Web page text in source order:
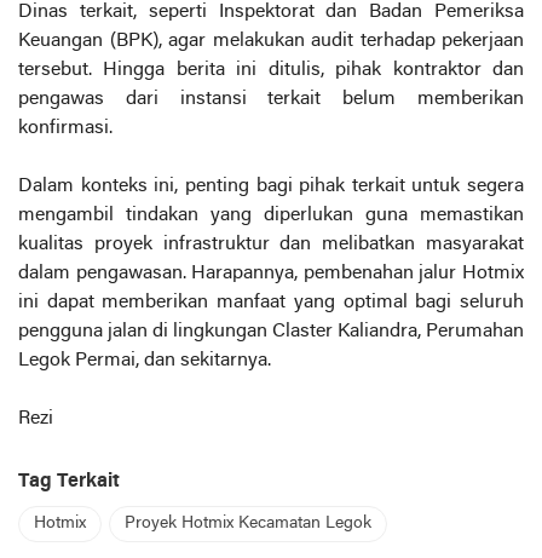
Dinas terkait, seperti Inspektorat dan Badan Pemeriksa
Keuangan (BPK), agar melakukan audit terhadap pekerjaan
tersebut. Hingga berita ini ditulis, pihak kontraktor dan
pengawas dari instansi terkait belum memberikan
konfirmasi.
Dalam konteks ini, penting bagi pihak terkait untuk segera
mengambil tindakan yang diperlukan guna memastikan
kualitas proyek infrastruktur dan melibatkan masyarakat
dalam pengawasan. Harapannya, pembenahan jalur Hotmix
ini dapat memberikan manfaat yang optimal bagi seluruh
pengguna jalan di lingkungan Claster Kaliandra, Perumahan
Legok Permai, dan sekitarnya.
Rezi
Tag Terkait
Hotmix Proyek Hotmix Kecamatan Legok